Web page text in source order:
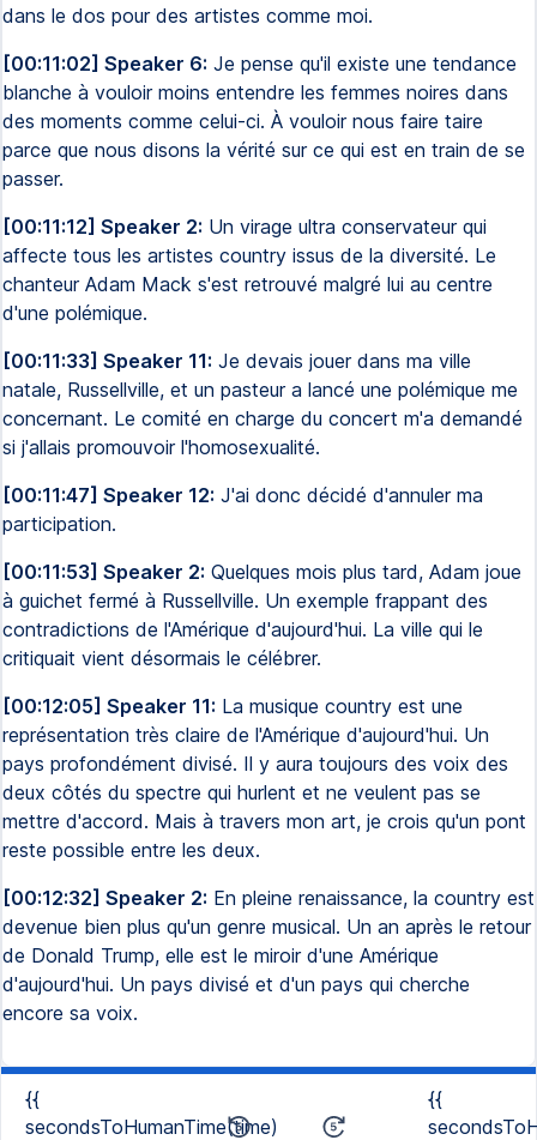
dans le dos pour des artistes comme moi.
[00:11:02] Speaker 6: Je pense qu'il existe une tendance
blanche à vouloir moins entendre les femmes noires dans
des moments comme celui-ci. À vouloir nous faire taire
parce que nous disons la vérité sur ce qui est en train de se
passer.
[00:11:12] Speaker 2: Un virage ultra conservateur qui
affecte tous les artistes country issus de la diversité. Le
chanteur Adam Mack s'est retrouvé malgré lui au centre
d'une polémique.
[00:11:33] Speaker 11: Je devais jouer dans ma ville
natale, Russellville, et un pasteur a lancé une polémique me
concernant. Le comité en charge du concert m'a demandé
si j'allais promouvoir l'homosexualité.
[00:11:47] Speaker 12: J'ai donc décidé d'annuler ma
participation.
[00:11:53] Speaker 2: Quelques mois plus tard, Adam joue
à guichet fermé à Russellville. Un exemple frappant des
contradictions de l'Amérique d'aujourd'hui. La ville qui le
critiquait vient désormais le célébrer.
[00:12:05] Speaker 11: La musique country est une
représentation très claire de l'Amérique d'aujourd'hui. Un
pays profondément divisé. Il y aura toujours des voix des
deux côtés du spectre qui hurlent et ne veulent pas se
mettre d'accord. Mais à travers mon art, je crois qu'un pont
reste possible entre les deux.
[00:12:32] Speaker 2: En pleine renaissance, la country est
devenue bien plus qu'un genre musical. Un an après le retour
de Donald Trump, elle est le miroir d'une Amérique
d'aujourd'hui. Un pays divisé et d'un pays qui cherche
encore sa voix.
{{
secondsToHumanTime(time)
{{